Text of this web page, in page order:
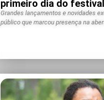
primeiro dia do festival
Grandes lançamentos e novidades
público que marcou presença na